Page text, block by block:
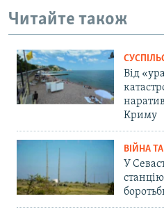
Читайте також
Від
Криму
ВІЙНА
У